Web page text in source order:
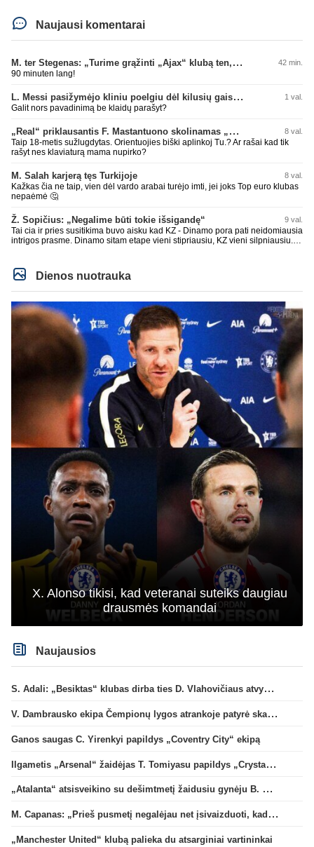
Naujausi komentarai
M. ter Stegenas: „Turime grąžinti „Ajax“ klubą ten, kur jam priklauso“ 42 min.
90 minuten lang!
L. Messi pasižymėjo kliniu poelgiu dėl kilusių gaisrų Madride 1 val.
Galit nors pavadinimą be klaidų parašyt?
„Real“ priklausantis F. Mastantuono skolinamas „Fiorentina“ ekipai 8 val.
Taip 18-metis sužlugdytas. Orientuojies biški aplinkoj Tu.? Ar rašai kad tik
rašyt nes klaviaturą mama nupirko?
M. Salah karjerą tęs Turkijoje 8 val.
Kažkas čia ne taip, vien dėl vardo arabai turėjo imti, jei joks Top euro klubas
nepaėmė 🤔
Ž. Sopičius: „Negalime būti tokie išsigandę“ 9 val.
Tai cia ir pries susitikima buvo aisku kad KZ - Dinamo pora pati neidomiausia
intrigos prasme. Dinamo sitam etape vieni stipriausiu, KZ vieni silpniausiu.
Dienos nuotrauka
X. Alonso tikisi, kad veteranai suteiks daugiau
drausmės komandai
Naujausios
S. Adali: „Besiktas“ klubas dirba ties D. Vlahovičiaus atvykimu“
V. Dambrausko ekipa Čempionų lygos atrankoje patyrė skaudžią nesėkmę
Ganos saugas C. Yirenkyi papildys „Coventry City“ ekipą
Ilgametis „Arsenal“ žaidėjas T. Tomiyasu papildys „Crystal Palace“ ekipą
„Atalanta“ atsisveikino su dešimtmetį žaidusiu gynėju B. Djimsiti
M. Capanas: „Prieš pusmetį negalėjau net įsivaizduoti, kad žaisime prieš „Hajduk“
„Manchester United“ klubą palieka du atsarginiai vartininkai